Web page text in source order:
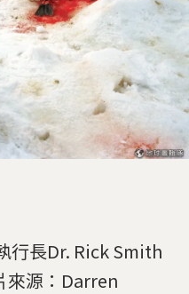
行長Dr. Rick Smith
來源：Darren